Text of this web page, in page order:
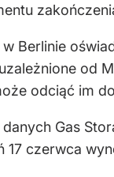
w Berlinie
od
odciąć im
danych Gas
17 czerwca